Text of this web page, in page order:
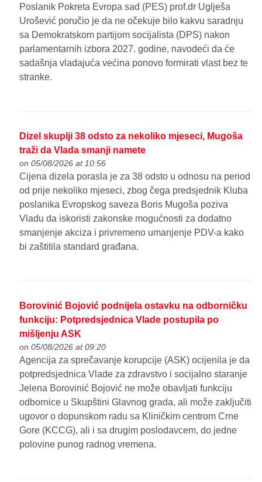
Poslanik Pokreta Evropa sad (PES) prof.dr Uglješa
Urošević poručio je da ne očekuje bilo kakvu saradnju
sa Demokratskom partijom socijalista (DPS) nakon
parlamentarnih izbora 2027. godine, navodeći da će
sadašnja vladajuća većina ponovo formirati vlast bez te
stranke.
Dizel skuplji 38 odsto za nekoliko mjeseci, Mugoša
traži da Vlada smanji namete
on 05/08/2026 at 10:56
Cijena dizela porasla je za 38 odsto u odnosu na period
od prije nekoliko mjeseci, zbog čega predsjednik Kluba
poslanika Evropskog saveza Boris Mugoša poziva
Vladu da iskoristi zakonske mogućnosti za dodatno
smanjenje akciza i privremeno umanjenje PDV-a kako
bi zaštitila standard građana.
Borovinić Bojović podnijela ostavku na odborničku
funkciju: Potpredsjednica Vlade postupila po
mišljenju ASK
on 05/08/2026 at 09:20
Agencija za sprečavanje korupcije (ASK) ocijenila je da
potpredsjednica Vlade za zdravstvo i socijalno staranje
Jelena Borovinić Bojović ne može obavljati funkciju
odbornice u Skupštini Glavnog grada, ali može zaključiti
ugovor o dopunskom radu sa Kliničkim centrom Crne
Gore (KCCG), ali i sa drugim poslodavcem, do jedne
polovine punog radnog vremena.